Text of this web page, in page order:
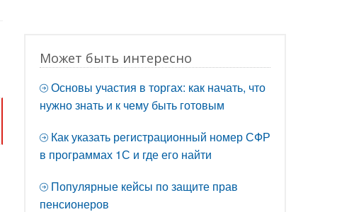
Может быть интересно
Основы участия в торгах: как начать, что
нужно знать и к чему быть готовым
Как указать регистрационный номер СФР
в программах 1С и где его найти
Популярные кейсы по защите прав
пенсионеров